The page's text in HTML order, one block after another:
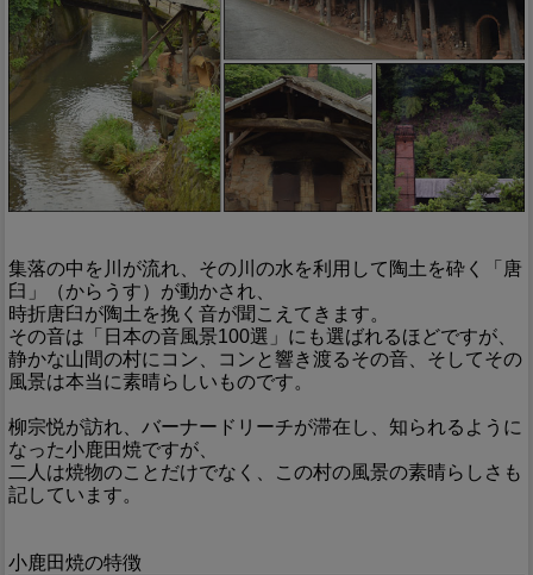
集落の中を川が流れ、その川の水を利用して陶土を砕く「唐
臼」（からうす）が動かされ、
時折唐臼が陶土を挽く音が聞こえてきます。
その音は「日本の音風景100選」にも選ばれるほどですが、
静かな山間の村にコン、コンと響き渡るその音、そしてその
風景は本当に素晴らしいものです。
柳宗悦が訪れ、バーナードリーチが滞在し、知られるように
なった小鹿田焼ですが、
二人は焼物のことだけでなく、この村の風景の素晴らしさも
記しています。
小鹿田焼の特徴